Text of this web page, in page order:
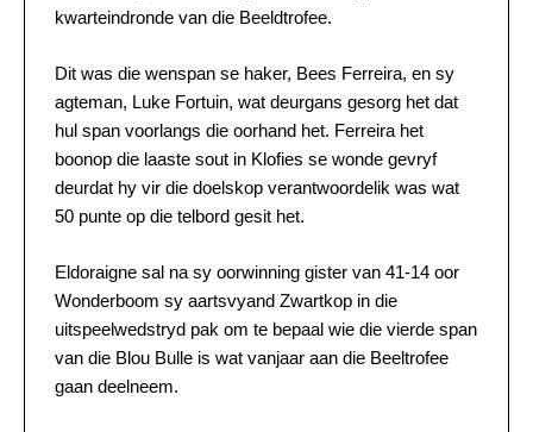
kwarteindronde van die Beeldtrofee.
Dit was die wenspan se haker, Bees Ferreira, en sy
agteman, Luke Fortuin, wat deurgans gesorg het dat
hul span voorlangs die oorhand het. Ferreira het
boonop die laaste sout in Klofies se wonde gevryf
deurdat hy vir die doelskop verantwoordelik was wat
50 punte op die telbord gesit het.
Eldoraigne sal na sy oorwinning gister van 41-14 oor
Wonderboom sy aartsvyand Zwartkop in die
uitspeelwedstryd pak om te bepaal wie die vierde span
van die Blou Bulle is wat vanjaar aan die Beeltrofee
gaan deelneem.